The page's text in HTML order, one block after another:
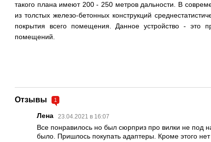
такого плана имеют 200 - 250 метров дальности. В
из толстых железо-бетонных конструкций
покрытия всего помещения. Данное устройство - это
помещений.
Отзывы 1
Лена 23.04.2021 в 16:07
Все понравилось но был сюрприз про вилки не под
было. Пришлось покупать адаптеры. Кроме этого